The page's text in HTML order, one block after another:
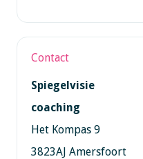
Contact
Spiegelvisie
coaching
Het Kompas 9
3823AJ Amersfoort